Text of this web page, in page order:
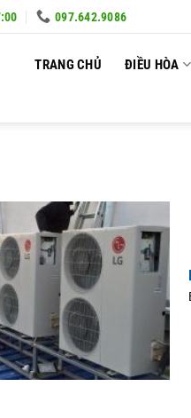
097.642.9086
TRANG CHỦ ĐIỀU HÒA